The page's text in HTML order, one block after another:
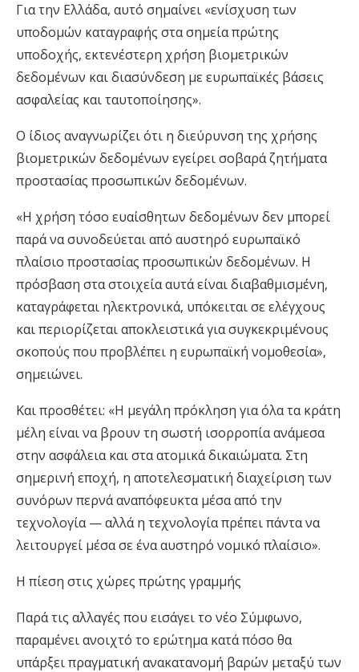
Για την Ελλάδα, αυτό σημαίνει «ενίσχυση των
υποδομών καταγραφής στα σημεία πρώτης
υποδοχής, εκτενέστερη χρήση βιομετρικών
δεδομένων και διασύνδεση με ευρωπαϊκές βάσεις
ασφαλείας και ταυτοποίησης».
Ο ίδιος αναγνωρίζει ότι η διεύρυνση της χρήσης
βιομετρικών δεδομένων εγείρει σοβαρά ζητήματα
προστασίας προσωπικών δεδομένων.
«Η χρήση τόσο ευαίσθητων δεδομένων δεν μπορεί
παρά να συνοδεύεται από αυστηρό ευρωπαϊκό
πλαίσιο προστασίας προσωπικών δεδομένων. Η
πρόσβαση στα στοιχεία αυτά είναι διαβαθμισμένη,
καταγράφεται ηλεκτρονικά, υπόκειται σε ελέγχους
και περιορίζεται αποκλειστικά για συγκεκριμένους
σκοπούς που προβλέπει η ευρωπαϊκή νομοθεσία»,
σημειώνει.
Και προσθέτει: «Η μεγάλη πρόκληση για όλα τα κράτη
μέλη είναι να βρουν τη σωστή ισορροπία ανάμεσα
στην ασφάλεια και στα ατομικά δικαιώματα. Στη
σημερινή εποχή, η αποτελεσματική διαχείριση των
συνόρων περνά αναπόφευκτα μέσα από την
τεχνολογία — αλλά η τεχνολογία πρέπει πάντα να
λειτουργεί μέσα σε ένα αυστηρό νομικό πλαίσιο».
Η πίεση στις χώρες πρώτης γραμμής
Παρά τις αλλαγές που εισάγει το νέο Σύμφωνο,
παραμένει ανοιχτό το ερώτημα κατά πόσο θα
υπάρξει πραγματική ανακατανομή βαρών μεταξύ των